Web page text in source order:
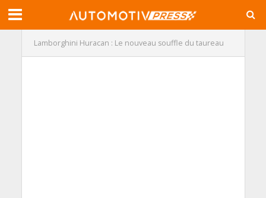
Lamborghini Huracan : Le nouveau souffle du taureau